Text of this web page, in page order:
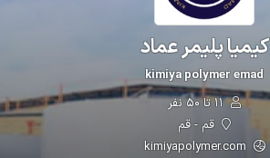
کیمیا پلیمر عماد
kimiya polymer emad
۱۱ تا ۵۰ نفر
قم - قم
kimiyapolymer.com